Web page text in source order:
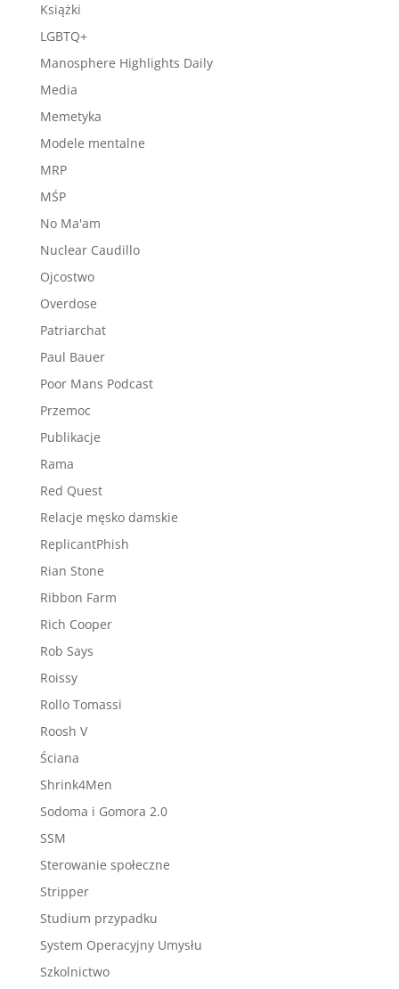
Książki
LGBTQ+
Manosphere Highlights Daily
Media
Memetyka
Modele mentalne
MRP
MŚP
No Ma'am
Nuclear Caudillo
Ojcostwo
Overdose
Patriarchat
Paul Bauer
Poor Mans Podcast
Przemoc
Publikacje
Rama
Red Quest
Relacje męsko damskie
ReplicantPhish
Rian Stone
Ribbon Farm
Rich Cooper
Rob Says
Roissy
Rollo Tomassi
Roosh V
Ściana
Shrink4Men
Sodoma i Gomora 2.0
SSM
Sterowanie społeczne
Stripper
Studium przypadku
System Operacyjny Umysłu
Szkolnictwo